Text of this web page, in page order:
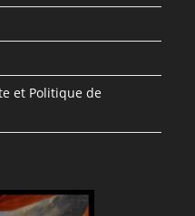
et Politique de